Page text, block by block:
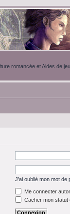
romancée et Aides de
J’ai oublié mon mot de
Me connecter
Cacher mon statut